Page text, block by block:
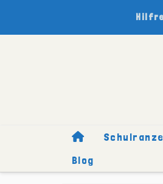
Blog
HOMESCHULRANZEN